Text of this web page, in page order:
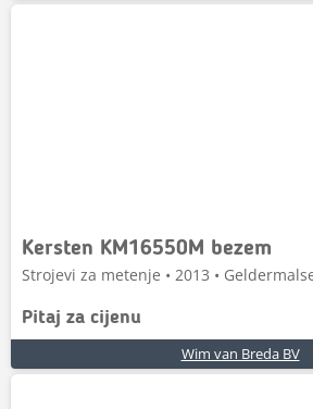
Kersten KM16550M bezem
Strojevi za metenje • 2013 •
Pitaj za cijenu
Wim van Breda BV